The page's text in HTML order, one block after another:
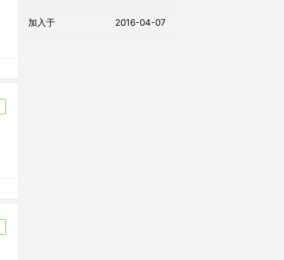
加入于 2016-04-07